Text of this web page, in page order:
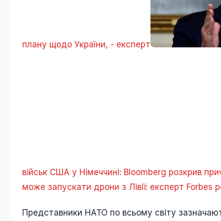
плану щодо України, - експерт
військ США у Німеччині: Bloomberg розкрив
може запускати дрони з Лівії: експерт Forbes
Представники НАТО по всьому світу